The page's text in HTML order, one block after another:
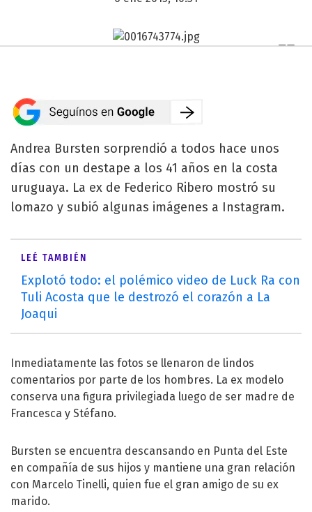
Andrea Bursten sorprendió a todos hace unos
días con un destape a los 41 años en la costa
uruguaya. La ex de Federico Ribero mostró su
lomazo y subió algunas imágenes a Instagram.
LEÉ TAMBIÉN
Explotó todo: el polémico video de Luck Ra con
Tuli Acosta que le destrozó el corazón a La
Joaqui
Inmediatamente las fotos se llenaron de lindos
comentarios por parte de los hombres. La ex modelo
conserva una figura privilegiada luego de ser madre de
Francesca y Stéfano.
Bursten se encuentra descansando en Punta del Este
en compañía de sus hijos y mantiene una gran relación
con Marcelo Tinelli, quien fue el gran amigo de su ex
marido.